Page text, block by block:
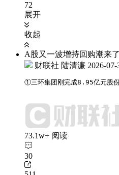
72
展开
收起
A股又一波增持回购潮来
财联社 陆清濂 2026-07-
①三环集团刚完成8.95亿元股
73.1w+ 阅读
30